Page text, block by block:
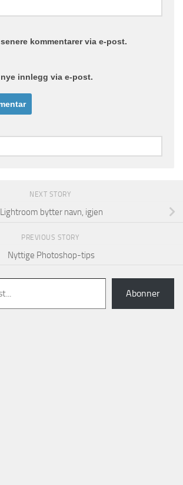
kommentarer via e-post.
innlegg via e-post.
NEXT STORY
Lightroom bytter navn, igjen
PREVIOUS STORY
Nyttige Photoshop-tips
Abonner